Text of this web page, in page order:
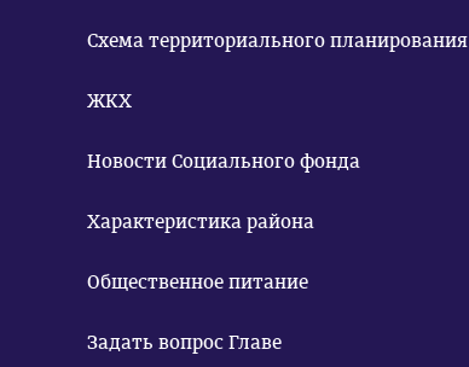
Схема территориального планирования
ЖКХ
Новости Социального фонда
Характеристика района
Общественное питание
Задать вопрос Главе